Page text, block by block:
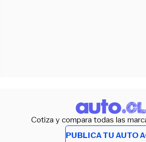
Cotiza y compara todas las
PUBLICA TU AUTO